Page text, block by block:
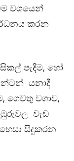
වශයෙන්
කරන
පැදීම, හෝ
යනාදී
ගෙවතු වගාව,
වැඩ
සිදුකරන